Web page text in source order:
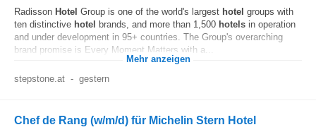
Radisson Hotel Group is one of the world's largest hotel groups with
ten distinctive hotel brands, and more than 1,500 hotels in operation
and under development in 95+ countries. The Group's overarching
brand promise is Every Moment Matters with a...
Mehr anzeigen
stepstone.at - gestern
Chef de Rang (w/m/d) für Michelin Stern Hotel